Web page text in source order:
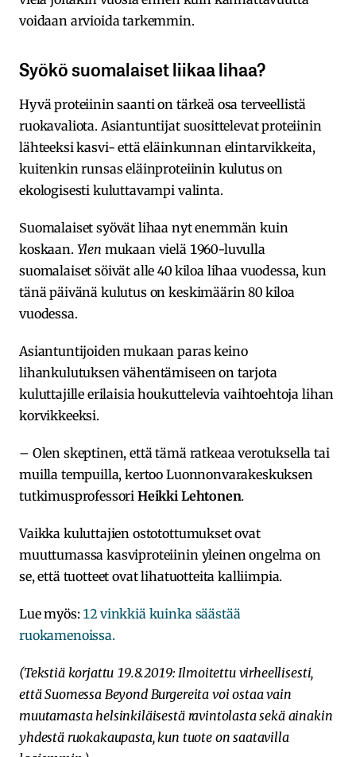
voidaan arvioida tarkemmin.
Syökö suomalaiset liikaa lihaa?
Hyvä proteiinin saanti on tärkeä osa terveellistä
ruokavaliota. Asiantuntijat suosittelevat proteiinin
lähteeksi kasvi- että eläinkunnan elintarvikkeita,
kuitenkin runsas eläinproteiinin kulutus on
ekologisesti kuluttavampi valinta.
Suomalaiset syövät lihaa nyt enemmän kuin
koskaan. Ylen mukaan vielä 1960-luvulla
suomalaiset söivät alle 40 kiloa lihaa vuodessa, kun
tänä päivänä kulutus on keskimäärin 80 kiloa
vuodessa.
Asiantuntijoiden mukaan paras keino
lihankulutuksen vähentämiseen on tarjota
kuluttajille erilaisia houkuttelevia vaihtoehtoja lihan
korvikkeeksi.
– Olen skeptinen, että tämä ratkeaa verotuksella tai
muilla tempuilla, kertoo Luonnonvarakeskuksen
tutkimusprofessori Heikki Lehtonen.
Vaikka kuluttajien ostotottumukset ovat
muuttumassa kasviproteiinin yleinen ongelma on
se, että tuotteet ovat lihatuotteita kalliimpia.
Lue myös: 12 vinkkiä kuinka säästää
ruokamenoissa.
(Tekstiä korjattu 19.8.2019: Ilmoitettu virheellisesti,
että Suomessa Beyond Burgereita voi ostaa vain
muutamasta helsinkiläisestä ravintolasta sekä ainakin
yhdestä ruokakaupasta, kun tuote on saatavilla